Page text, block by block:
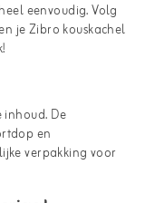
eenvoudig. Volg
je Zibro kouskachel
De
en
verpakking voor